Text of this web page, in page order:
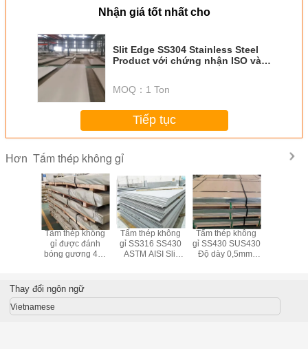
Nhận giá tốt nhất cho
Slit Edge SS304 Stainless Steel
Product với chứng nhận ISO và
MOQ： 1 Ton
Tiếp tục
Hơn Tấm thép không gỉ
Tấm thép không
gỉ được đánh
bóng gương 4x8
Tấm thép không
gỉ SS316 SS430
ASTM AISI Slit
Tấm thép không
gỉ SS430 SUS430
Độ dày 0,5mm-
Thay đổi ngôn ngữ
Vietnamese